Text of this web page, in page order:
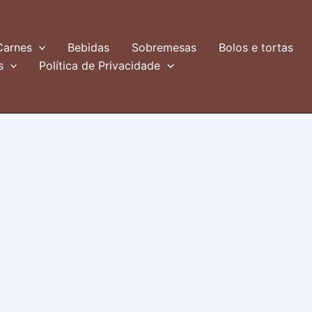
Bebidas Sobremesas
Bolos e tortas
Política de Privacidade